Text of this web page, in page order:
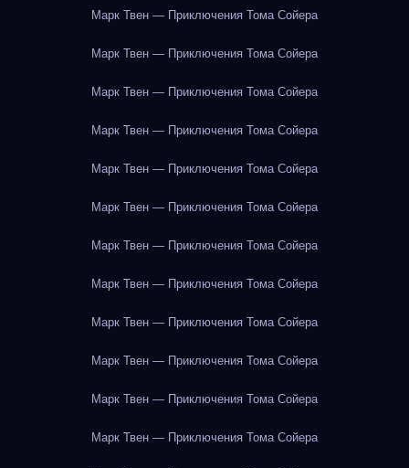
Марк Твен — Приключения Тома Сойера
Марк Твен — Приключения Тома Сойера
Марк Твен — Приключения Тома Сойера
Марк Твен — Приключения Тома Сойера
Марк Твен — Приключения Тома Сойера
Марк Твен — Приключения Тома Сойера
Марк Твен — Приключения Тома Сойера
Марк Твен — Приключения Тома Сойера
Марк Твен — Приключения Тома Сойера
Марк Твен — Приключения Тома Сойера
Марк Твен — Приключения Тома Сойера
Марк Твен — Приключения Тома Сойера